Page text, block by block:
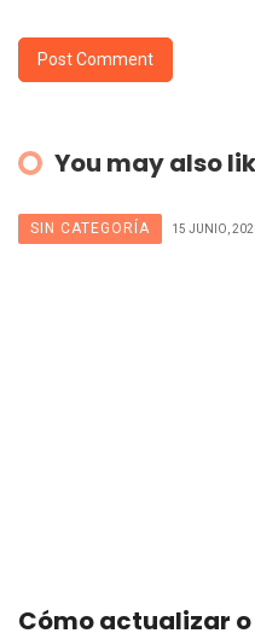
You may also
SIN CATEGORÍA 15 JUNIO,
Cómo actualizar